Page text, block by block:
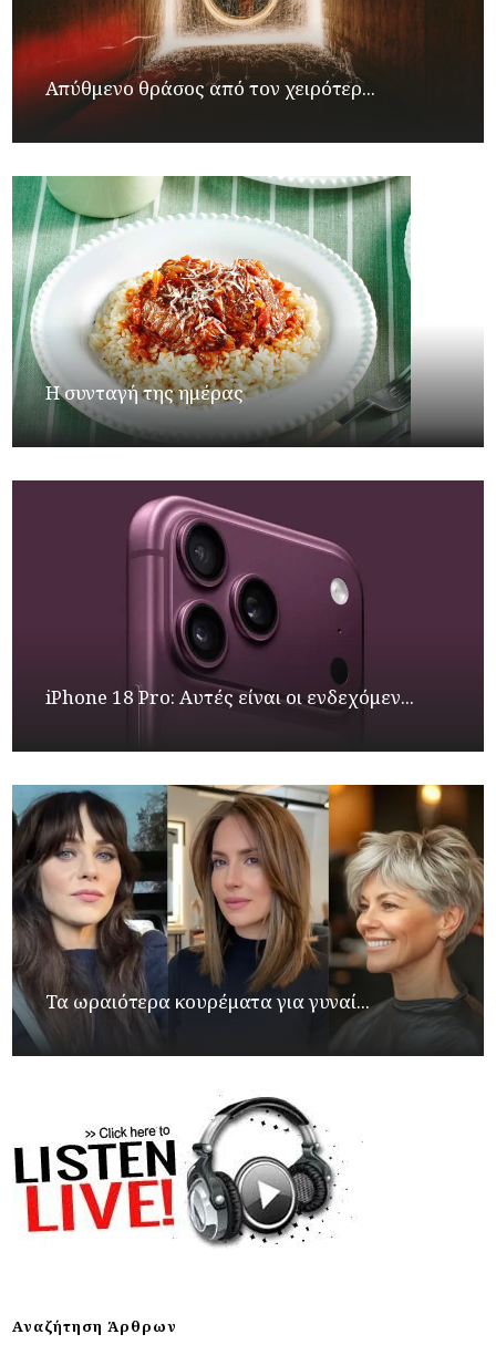
Απύθμενο θράσος από τον χειρότερ...
Η συνταγή της ημέρας
iPhone 18 Pro: Αυτές είναι οι ενδεχόμεν...
Τα ωραιότερα κουρέματα για γυναί...
Αναζήτηση Άρθρων